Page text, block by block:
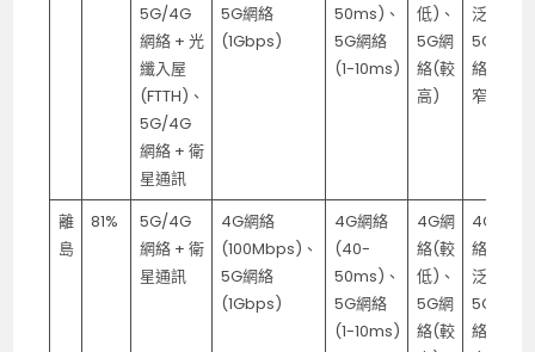
5G/4G
網絡 + 光
纖入屋
(FTTH)、
5G/4G
網絡 + 衛
星通訊
5G網絡
(1Gbps)
50ms)、
5G網絡
(1-10ms)
低)、
5G網
絡(較
高)
泛)、
5G網
絡(較
窄)
離
島
81%
5G/4G
網絡 + 衛
星通訊
4G網絡
(100Mbps)、
5G網絡
(1Gbps)
4G網絡
(40-
50ms)、
5G網絡
(1-10ms)
4G網
絡(較
低)、
5G網
絡(較
4G網
絡(廣
泛)、
5G網
絡(較